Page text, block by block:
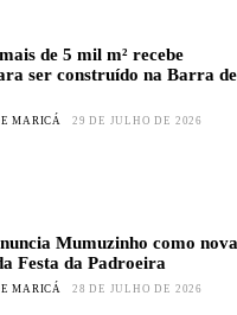
de 5 mil m² recebe
ser construído na Barra de
MARICÁ 29 DE JULHO DE 2026
Mumuzinho como nova
Festa da Padroeira
MARICÁ 28 DE JULHO DE 2026